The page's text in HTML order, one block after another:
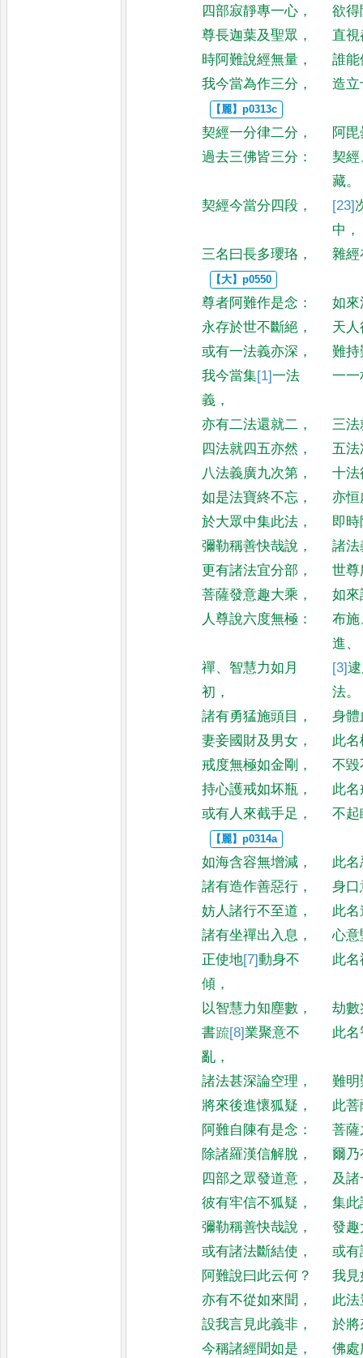
四部寂靜專一心 ，
欲得
尊長迦葉及聖眾 ，
直
時阿難說經無量 ，
誰能
我今當為作三分 ， 造立
契經一分律二分 ，
阿
過去三佛皆三分 ： 契經
藏。
契經今當分四段 ， [23]
中 ，
三名曰長多瓔珞 ， 雜經
尊者阿難作是念 ：
如來
永存於世不斷絕 ，
天
或有一法義亦深 ，
難持
我今當集[1]一法
義 ，
一一
亦有二法還就二 ，
三法
四法就四五亦然 ，
五法
八法義廣九次第 ，
十法
如是法寶終不忘 ，
亦恒
於大眾中集此法 ，
即
彌勒稱善快哉說 ，
諸法
更有諸法宜分部 ，
世尊
菩薩發意趣大乘 ，
如來
人尊說六度無極 ： 布施
進、
禪、 智慧力如月
初 ，
[3]逮
法。
諸有勇猛施頭目 ，
身體
妻妾國財及男女 ，
此
戒度無極如金剛 ，
不毀
持心護戒如坏瓶 ，
此
或有人來截手足 ， 不起
如海含容無增減 ，
此
諸有造作善惡行 ，
身口
妨人諸行不至道 ，
此
諸有坐禪出入息 ，
心意
正使地[7]動身不
傾 ，
此
以智慧力知塵數 ，
劫數
書䟽[8]業聚意不
亂 ，
此
諸法甚深論空理 ，
難明
將來後進懷狐疑 ，
此
阿難自陳有是念 ：
菩薩
除諸羅漢信解脫 ，
爾乃
四部之眾發道意 ，
及
彼有牢信不狐疑 ，
集此
彌勒稱善快哉說 ，
發趣
或有諸法斷結使 ，
或有
阿難說曰此云何 ？
我見
亦有不從如來聞 ，
此
設我言見此義非 ，
於將
今稱諸經聞如是 ，
佛處